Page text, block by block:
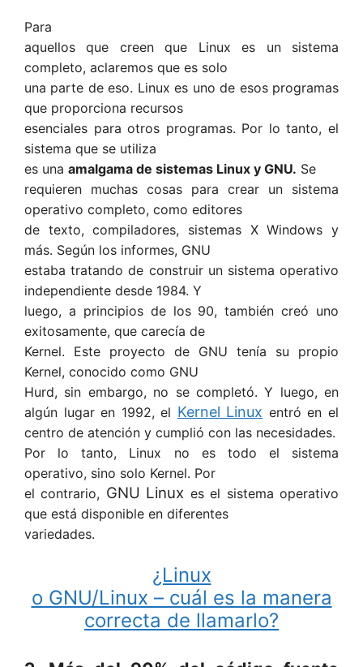
Para
aquellos que creen que Linux es un sistema
completo, aclaremos que es solo
una parte de eso. Linux es uno de esos programas
que proporciona recursos
esenciales para otros programas. Por lo tanto, el
sistema que se utiliza
es una amalgama de sistemas Linux y GNU. Se
requieren muchas cosas para crear un sistema
operativo completo, como editores
de texto, compiladores, sistemas X Windows y
más. Según los informes, GNU
estaba tratando de construir un sistema operativo
independiente desde 1984. Y
luego, a principios de los 90, también creó uno
exitosamente, que carecía de
Kernel. Este proyecto de GNU tenía su propio
Kernel, conocido como GNU
Hurd, sin embargo, no se completó. Y luego, en
algún lugar en 1992, el Kernel Linux entró en el
centro de atención y cumplió con las necesidades.
Por lo tanto, Linux no es todo el sistema
operativo, sino solo Kernel. Por
el contrario, GNU Linux es el sistema operativo
que está disponible en diferentes
variedades.
¿Linux
o GNU/Linux – cuál es la manera
correcta de llamarlo?